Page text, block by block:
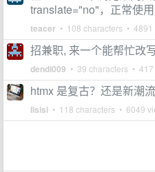
translate="no"，正常使用
teacer • 108 characters • 4891
招兼职, 来一个能帮忙改
dendi009 • 39 characters •
htmx 是复古？还是新潮流
lisisi • 118 characters • 6049